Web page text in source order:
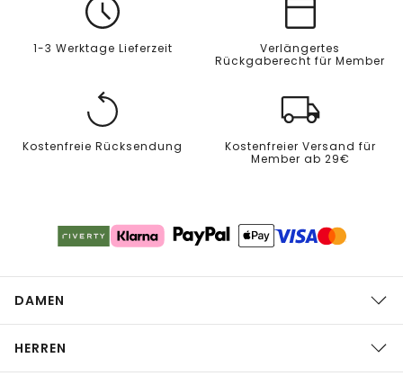
1-3 Werktage Lieferzeit
Verlängertes
Rückgaberecht für Member
Kostenfreie Rücksendung
Kostenfreier Versand für
Member ab 29€
DAMEN
HERREN